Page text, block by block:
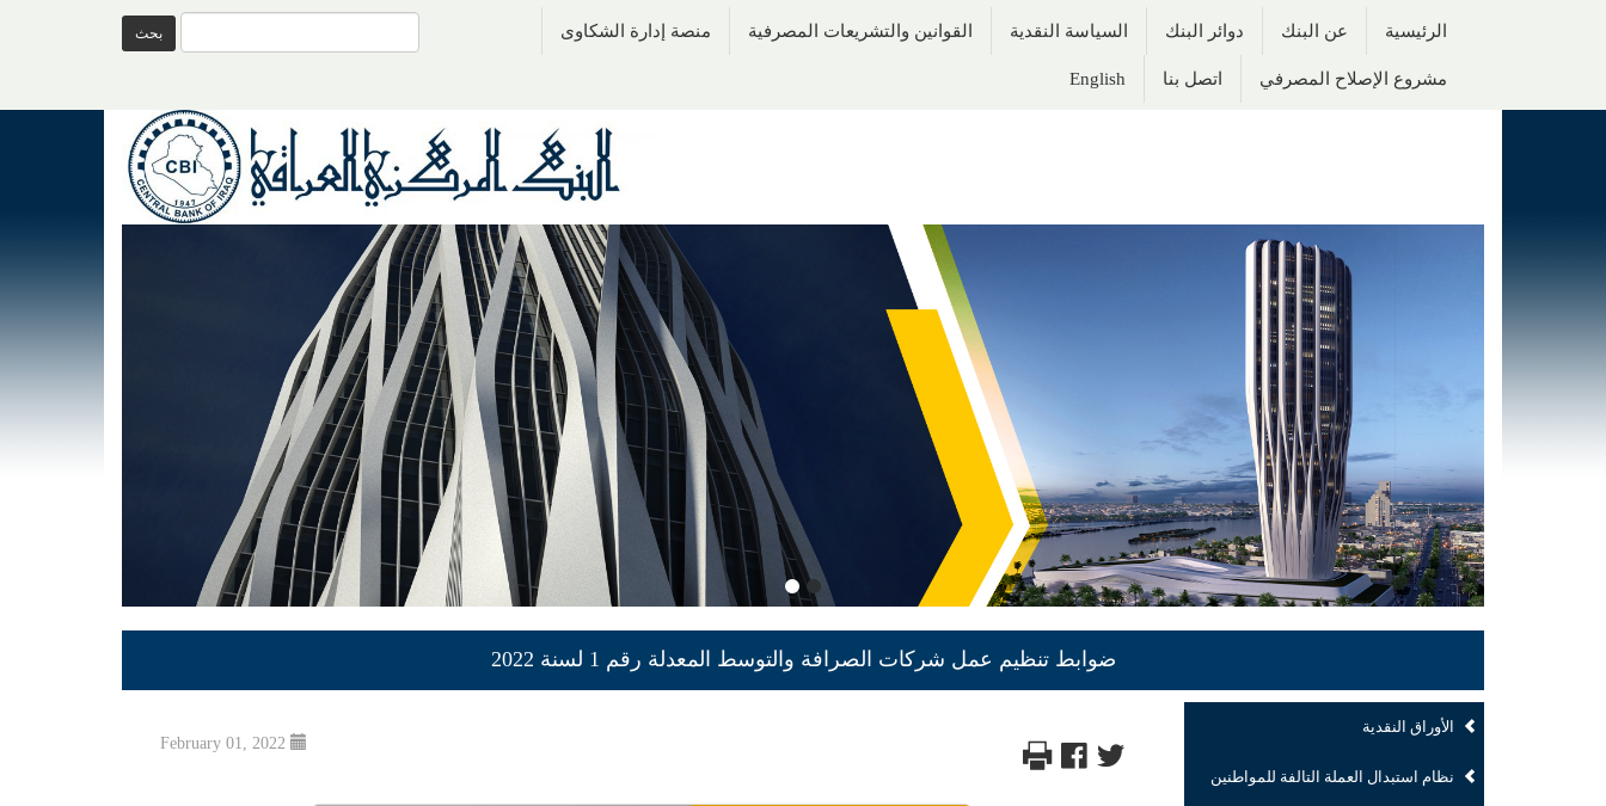
الرئيسية عن البنك دوائر البنك السياسة النقدية القوانين والتشريعات المصرفية منصة إدارة الشكاوى
مشروع الإصلاح المصرفي اتصل بنا English
ضوابط تنظيم عمل شركات الصرافة والتوسط المعدلة رقم 1 لسنة 2022
الأوراق النقدية
نظام استبدال العملة التالفة للمواطنين